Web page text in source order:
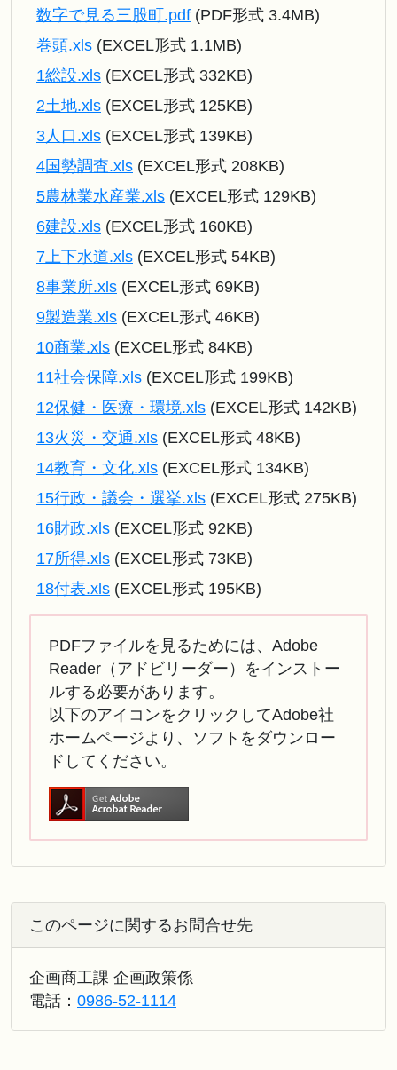
数字で見る三股町.pdf (PDF形式 3.4MB)
巻頭.xls (EXCEL形式 1.1MB)
1総設.xls (EXCEL形式 332KB)
2土地.xls (EXCEL形式 125KB)
3人口.xls (EXCEL形式 139KB)
4国勢調査.xls (EXCEL形式 208KB)
5農林業水産業.xls (EXCEL形式 129KB)
6建設.xls (EXCEL形式 160KB)
7上下水道.xls (EXCEL形式 54KB)
8事業所.xls (EXCEL形式 69KB)
9製造業.xls (EXCEL形式 46KB)
10商業.xls (EXCEL形式 84KB)
11社会保障.xls (EXCEL形式 199KB)
12保健・医療・環境.xls (EXCEL形式 142KB)
13火災・交通.xls (EXCEL形式 48KB)
14教育・文化.xls (EXCEL形式 134KB)
15行政・議会・選挙.xls (EXCEL形式 275KB)
16財政.xls (EXCEL形式 92KB)
17所得.xls (EXCEL形式 73KB)
18付表.xls (EXCEL形式 195KB)
PDFファイルを見るためには、Adobe
Reader（アドビリーダー）をインストー
ルする必要があります。
以下のアイコンをクリックしてAdobe社
ホームページより、ソフトをダウンロー
ドしてください。
このページに関するお問合せ先
企画商工課 企画政策係
電話： 0986-52-1114